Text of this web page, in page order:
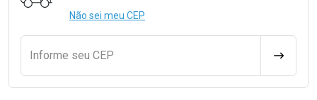
Não sei meu CEP
Informe seu CEP